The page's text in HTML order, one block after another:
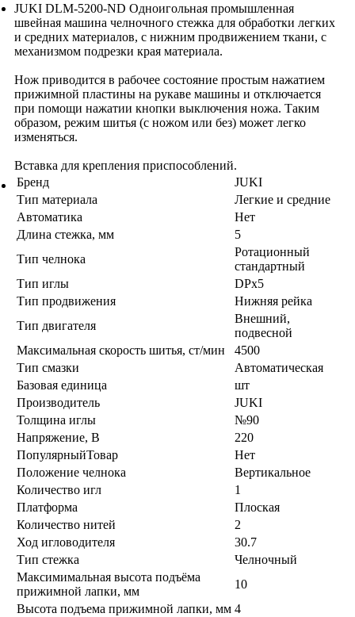
JUKI DLM-5200-ND Одноигольная промышленная
швейная машина челночного стежка для обработки легких
и средних материалов, с нижним продвижением ткани, с
механизмом подрезки края материала.
Нож приводится в рабочее состояние простым нажатием
прижимной пластины на рукаве машины и отключается
при помощи нажатии кнопки выключения ножа. Таким
образом, режим шитья (с ножом или без) может легко
изменяться.
Вставка для крепления приспособлений.
Бренд
JUKI
Тип материала
Легкие и средние
Автоматика
Нет
Длина стежка, мм
5
Тип челнока
Ротационный
стандартный
Тип иглы
DPx5
Тип продвижения
Нижняя рейка
Тип двигателя
Внешний,
подвесной
Максимальная скорость шитья, ст/мин
4500
Тип смазки
Автоматическая
Базовая единица
шт
Производитель
JUKI
Толщина иглы
№90
Напряжение, В
220
ПопулярныйТовар
Нет
Положение челнока
Вертикальное
Количество игл
1
Платформа
Плоская
Количество нитей
2
Ход игловодителя
30.7
Тип стежка
Челночный
Максимимальная высота подъёма
прижимной лапки, мм
10
Высота подъема прижимной лапки, мм 4